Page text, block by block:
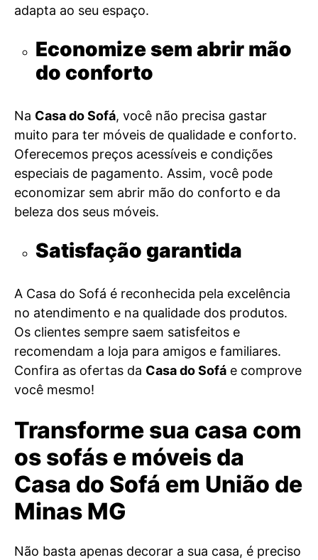
adapta ao seu espaço.
Economize sem abrir mão
do conforto
Na Casa do Sofá, você não precisa gastar
muito para ter móveis de qualidade e conforto.
Oferecemos preços acessíveis e condições
especiais de pagamento. Assim, você pode
economizar sem abrir mão do conforto e da
beleza dos seus móveis.
Satisfação garantida
A Casa do Sofá é reconhecida pela excelência
no atendimento e na qualidade dos produtos.
Os clientes sempre saem satisfeitos e
recomendam a loja para amigos e familiares.
Confira as ofertas da Casa do Sofá e comprove
você mesmo!
Transforme sua casa com
os sofás e móveis da
Casa do Sofá em União de
Minas MG
Não basta apenas decorar a sua casa, é preciso